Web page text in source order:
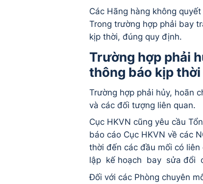
Các Hãng hàng không
Trong trường hợp phải bay
kịp thời, đúng quy định.
Trường hợp phải
thông báo kịp thời
Trường hợp phải hủy, hoãn
và các đối tượng liên quan.
Cục HKVN cũng yêu cầu
báo cáo Cục HKVN về các
thời đến các đầu mối có
lập kế hoạch bay sửa đổi
Đối với các Phòng chuyên